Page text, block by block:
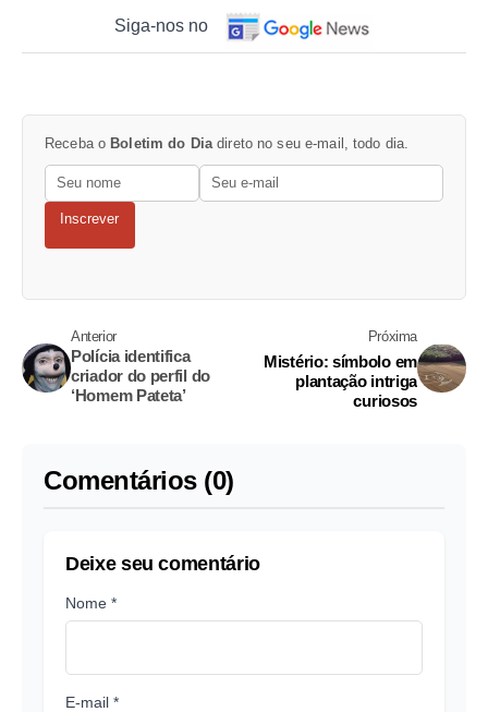
Siga-nos no
Receba o Boletim do Diadireto no seu e-mail, todo dia.
Inscrever
Anterior
Polícia identifica
criador do perfil do
‘Homem Pateta’
Próxima
Mistério: símbolo em
plantação intriga
curiosos
Comentários (0)
Deixe seu comentário
Nome *
E-mail *